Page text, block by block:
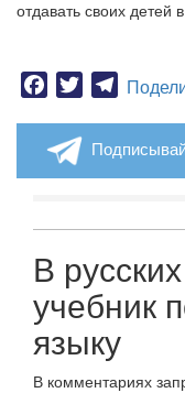
отдавать своих детей
Facebook
Twitter
В
учебник
языку
В комментариях